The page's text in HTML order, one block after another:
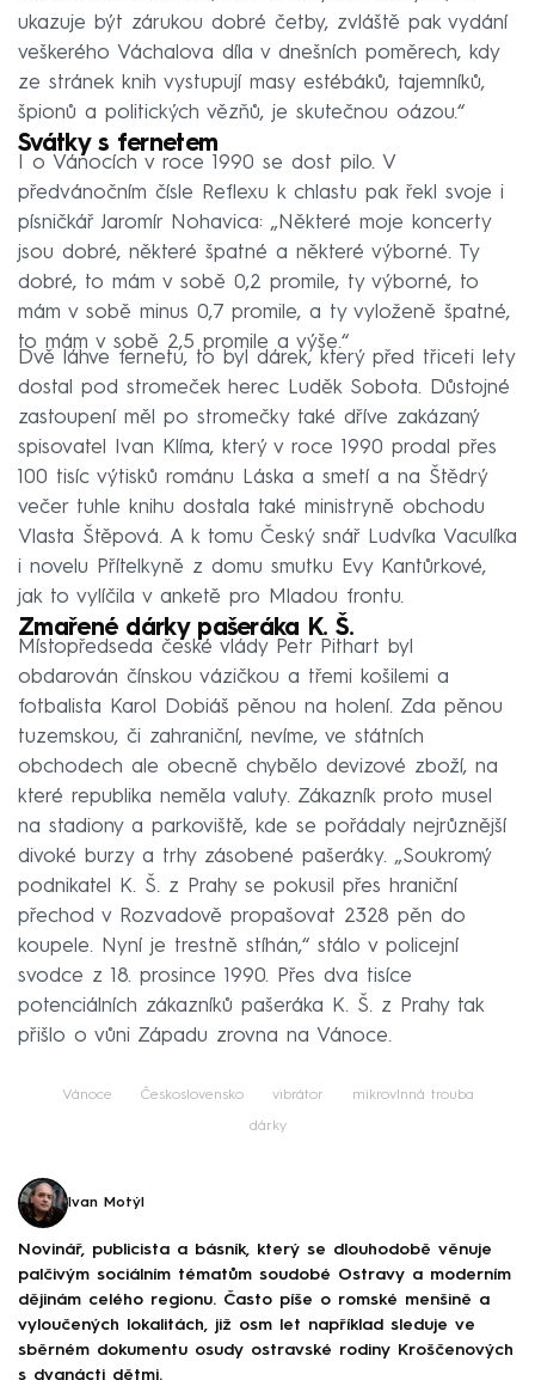
ukazuje být zárukou dobré četby, zvláště pak vydání
veškerého Váchalova díla v dnešních poměrech, kdy
ze stránek knih vystupují masy estébáků, tajemníků,
špionů a politických vězňů, je skutečnou oázou.“
Svátky s fernetem
I o Vánocích v roce 1990 se dost pilo. V
předvánočním čísle Reflexu k chlastu pak řekl svoje i
písničkář Jaromír Nohavica: „Některé moje koncerty
jsou dobré, některé špatné a některé výborné. Ty
dobré, to mám v sobě 0,2 promile, ty výborné, to
mám v sobě minus 0,7 promile, a ty vyloženě špatné,
to mám v sobě 2,5 promile a výše.“
Dvě láhve fernetu, to byl dárek, který před třiceti lety
dostal pod stromeček herec Luděk Sobota. Důstojné
zastoupení měl po stromečky také dříve zakázaný
spisovatel Ivan Klíma, který v roce 1990 prodal přes
100 tisíc výtisků románu Láska a smetí a na Štědrý
večer tuhle knihu dostala také ministryně obchodu
Vlasta Štěpová. A k tomu Český snář Ludvíka Vaculíka
i novelu Přítelkyně z domu smutku Evy Kantůrkové,
jak to vylíčila v anketě pro Mladou frontu.
Zmařené dárky pašeráka K. Š.
Místopředseda české vlády Petr Pithart byl
obdarován čínskou vázičkou a třemi košilemi a
fotbalista Karol Dobiáš pěnou na holení. Zda pěnou
tuzemskou, či zahraniční, nevíme, ve státních
obchodech ale obecně chybělo devizové zboží, na
které republika neměla valuty. Zákazník proto musel
na stadiony a parkoviště, kde se pořádaly nejrůznější
divoké burzy a trhy zásobené pašeráky. „Soukromý
podnikatel K. Š. z Prahy se pokusil přes hraniční
přechod v Rozvadově propašovat 2328 pěn do
koupele. Nyní je trestně stíhán,“ stálo v policejní
svodce z 18. prosince 1990. Přes dva tisíce
potenciálních zákazníků pašeráka K. Š. z Prahy tak
přišlo o vůni Západu zrovna na Vánoce.
Vánoce Československo vibrátor mikrovlnná trouba
dárky
Ivan Motýl
Novinář, publicista a básník, který se dlouhodobě věnuje
palčivým sociálním tématům soudobé Ostravy a moderním
dějinám celého regionu. Často píše o romské menšině a
vyloučených lokalitách, již osm let například sleduje ve
sběrném dokumentu osudy ostravské rodiny Kroščenových
s dvanácti dětmi.